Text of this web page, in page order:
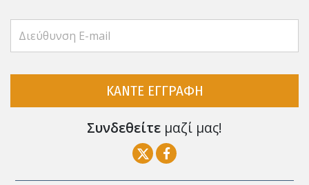
ΚΑΝΤΕ ΕΓΓΡΑΦΗ
Συνδεθείτε μαζί μας!